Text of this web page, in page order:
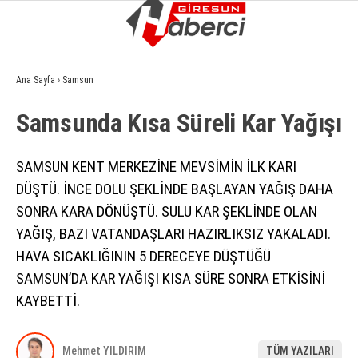
GÜNDEM
EKONOMI
SIYASET
ASAYIŞ
SPOR
SAĞLIK
Ana Sayfa › Samsun
Samsunda Kısa Süreli̇ Kar Yağışı
SAMSUN KENT MERKEZİNE MEVSİMİN İLK KARI
DÜŞTÜ. İNCE DOLU ŞEKLİNDE BAŞLAYAN YAĞIŞ DAHA
SONRA KARA DÖNÜŞTÜ. SULU KAR ŞEKLİNDE OLAN
YAĞIŞ, BAZI VATANDAŞLARI HAZIRLIKSIZ YAKALADI.
HAVA SICAKLIĞININ 5 DERECEYE DÜŞTÜĞÜ
SAMSUN’DA KAR YAĞIŞI KISA SÜRE SONRA ETKİSİNİ
KAYBETTİ.
Mehmet YILDIRIM TÜM YAZILARI